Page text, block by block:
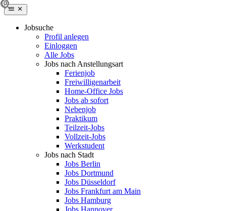
Jobsuche
Profil anlegen
Einloggen
Alle Jobs
Jobs nach Anstellungsart
Ferienjob
Freiwilligenarbeit
Home-Office Jobs
Jobs ab sofort
Nebenjob
Praktikum
Teilzeit-Jobs
Vollzeit-Jobs
Werkstudent
Jobs nach Stadt
Jobs Berlin
Jobs Dortmund
Jobs Düsseldorf
Jobs Frankfurt am Main
Jobs Hamburg
Jobs Hannover